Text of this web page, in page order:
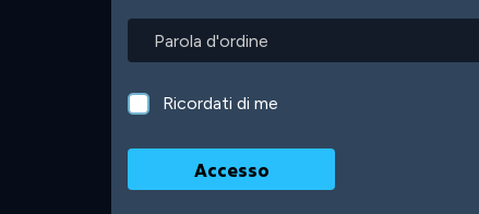
di
accesso
o
soprannome
d'ordine
Ricordati di me